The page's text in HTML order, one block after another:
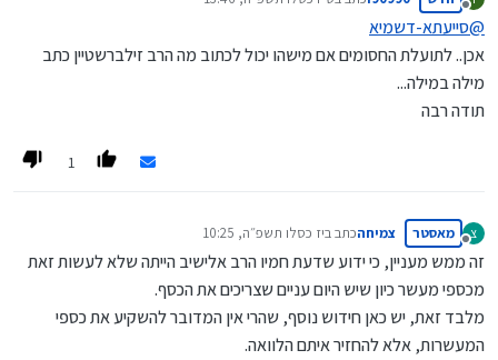
מנותק נערך לאחרונה על ידי
@סייעתא-דשמיא
אכן.. לתועלת החסומים אם מישהו יכול לכתוב מה הרב זילברשטיין כתב
מילה במילה...
תודה רבה
1
צ
מנותק
מאסטר צמיחהכתב ביז כסלו תשפ״ה, 10:25
נערך לאחרונה על ידי
זה ממש מעניין, כי ידוע שדעת חמיו הרב אלישיב הייתה שלא לעשות זאת
מכספי מעשר כיון שיש היום עניים שצריכים את הכסף.
מלבד זאת, יש כאן חידוש נוסף, שהרי אין המדובר להשקיע את כספי
המעשרות, אלא להחזיר איתם הלוואה.